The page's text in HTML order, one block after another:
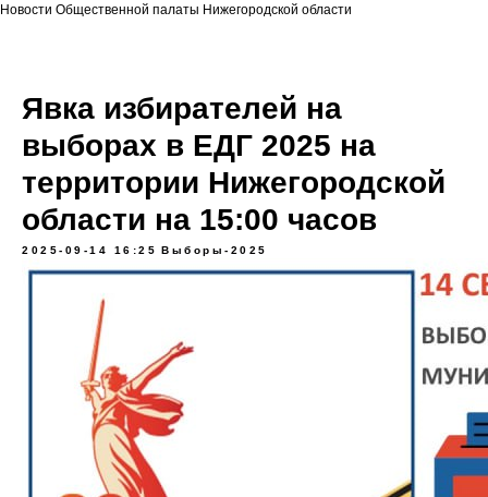
Новости Общественной палаты Нижегородской области
Явка избирателей на
выборах в ЕДГ 2025 на
территории Нижегородской
области на 15:00 часов
2025-09-14 16:25 Выборы-2025